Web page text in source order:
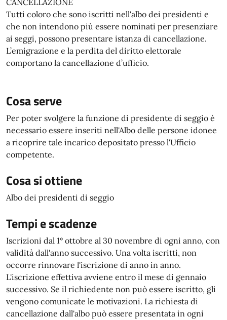
CANCELLAZIONE
Tutti coloro che sono iscritti nell'albo dei presidenti e
che non intendono più essere nominati per presenziare
ai seggi, possono presentare istanza di cancellazione.
L’emigrazione e la perdita del diritto elettorale
comportano la cancellazione d’ufficio.
Cosa serve
Per poter svolgere la funzione di presidente di seggio è
necessario essere inseriti nell'Albo delle persone idonee
a ricoprire tale incarico depositato presso l'Ufficio
competente.
Cosa si ottiene
Albo dei presidenti di seggio
Tempi e scadenze
Iscrizioni dal 1° ottobre al 30 novembre di ogni anno, con
validità dall'anno successivo. Una volta iscritti, non
occorre rinnovare l'iscrizione di anno in anno.
L'iscrizione effettiva avviene entro il mese di gennaio
successivo. Se il richiedente non può essere iscritto, gli
vengono comunicate le motivazioni. La richiesta di
cancellazione dall'albo può essere presentata in ogni